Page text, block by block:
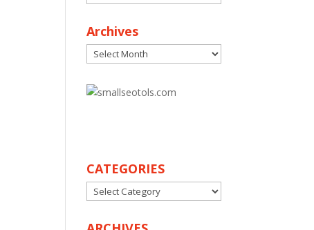
Archives
Archives
CATEGORIES
CATEGORIES